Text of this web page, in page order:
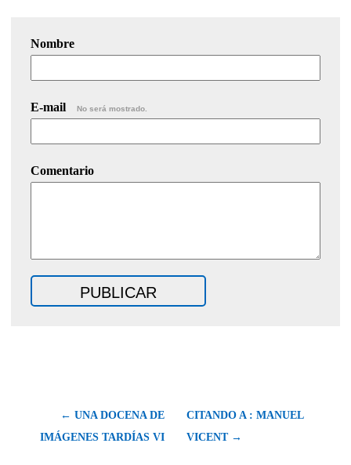
Nombre
E-mail No será mostrado.
Comentario
← UNA DOCENA DE
IMÁGENES TARDÍAS VI
CITANDO A : MANUEL
VICENT →